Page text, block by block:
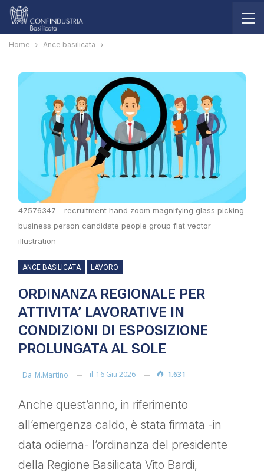
Home Ance basilicata
47576347 - recruitment hand zoom magnifying glass picking
business person candidate people group flat vector
illustration
ANCE BASILICATA LAVORO
ORDINANZA REGIONALE PER
ATTIVITA’ LAVORATIVE IN
CONDIZIONI DI ESPOSIZIONE
PROLUNGATA AL SOLE
Da M.martino il 16 Giu 2026 1.631
Anche quest’anno, in riferimento
all’emergenza caldo, è stata firmata -in
data odierna- l’ordinanza del presidente
della Regione Basilicata Vito Bardi,